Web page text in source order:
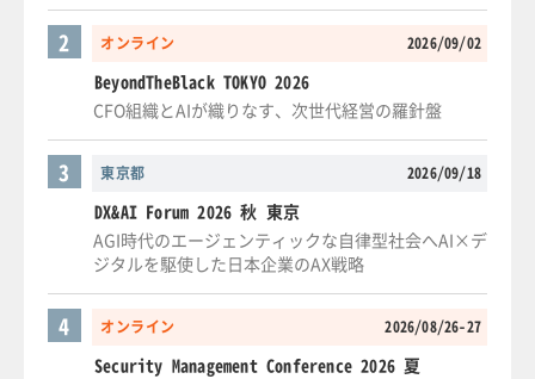
オンライン 2026/09/02
2
BeyondTheBlack TOKYO 2026
CFO組織とAIが織りなす、次世代経営の羅針盤
東京都 2026/09/18
3
DX&AI Forum 2026 秋 東京
AGI時代のエージェンティックな自律型社会へAI×デ
ジタルを駆使した日本企業のAX戦略
オンライン 2026/08/26-27
4
Security Management Conference 2026 夏